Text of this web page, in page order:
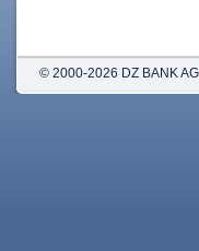
© 2000-2026 DZ BANK